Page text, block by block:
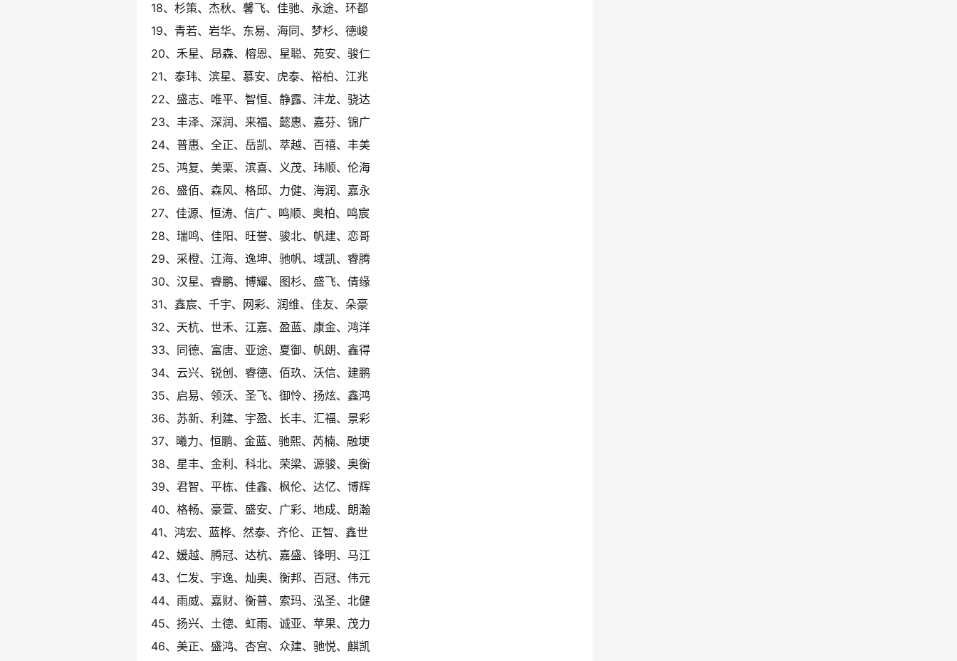
18、杉策、杰秋、馨飞、佳驰、永途、环都
19、青若、岩华、东易、海同、梦杉、德峻
20、禾星、昂森、榕恩、星聪、苑安、骏仁
21、泰玮、滨星、慕安、虎泰、裕柏、江兆
22、盛志、唯平、智恒、静露、沣龙、骁达
23、丰泽、深润、来福、懿惠、嘉芬、锦广
24、普惠、全正、岳凯、萃越、百禧、丰美
25、鸿复、美栗、滨喜、义茂、玮顺、伦海
26、盛佰、森风、格邱、力健、海润、嘉永
27、佳源、恒涛、信广、鸣顺、奥柏、鸣宸
28、瑞鸣、佳阳、旺誉、骏北、帆建、恋哥
29、采橙、江海、逸坤、驰帆、域凯、睿腾
30、汉星、睿鹏、博耀、图杉、盛飞、倩缘
31、鑫宸、千宇、网彩、润维、佳友、朵豪
32、天杭、世禾、江嘉、盈蓝、康金、鸿洋
33、同德、富唐、亚途、夏御、帆朗、鑫得
34、云兴、锐创、睿德、佰玖、沃信、建鹏
35、启易、领沃、圣飞、御怜、扬炫、鑫鸿
36、苏新、利建、宇盈、长丰、汇福、景彩
37、曦力、恒鹏、金蓝、驰熙、芮楠、融埂
38、星丰、金利、科北、荣梁、源骏、奥衡
39、君智、平栋、佳鑫、枫伦、达亿、博辉
40、格畅、豪萱、盛安、广彩、地成、朗瀚
41、鸿宏、蓝桦、然泰、齐伦、正智、鑫世
42、媛越、腾冠、达杭、嘉盛、锋明、马江
43、仁发、宇逸、灿奥、衡邦、百冠、伟元
44、雨威、嘉财、衡普、索玛、泓圣、北健
45、扬兴、土德、虹雨、诚亚、苹果、茂力
46、美正、盛鸿、杏宫、众建、驰悦、麒凯